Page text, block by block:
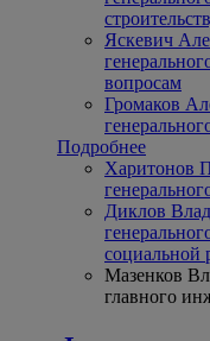
Яскевич
вопросам
Громаков
Подробнее
Харитонов
Диклов
социальной
Мазенков
главного